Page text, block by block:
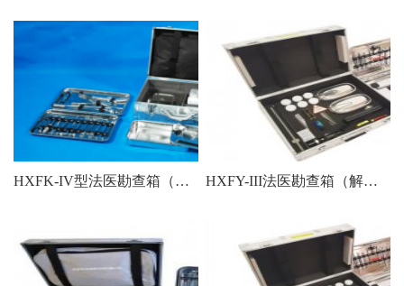
HXFK-IV型法医勘查箱（解剖尸体用) HXFY-III法医勘查箱（解剖用)